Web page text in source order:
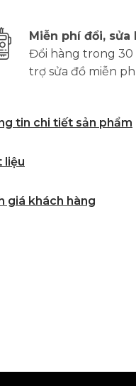
Miễn phí đổi, sửa
Đổi hàng trong 30
trợ sửa đồ miễn
tin chi tiết sản phẩm
liệu
giá khách hàng